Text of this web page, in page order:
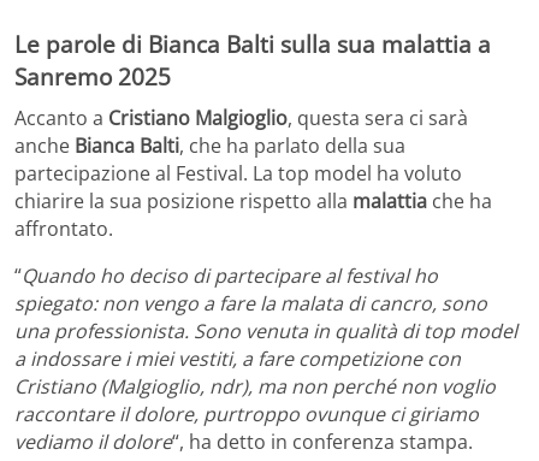
Le parole di Bianca Balti sulla sua malattia a
Sanremo 2025
Accanto a Cristiano Malgioglio, questa sera ci sarà
anche Bianca Balti, che ha parlato della sua
partecipazione al Festival. La top model ha voluto
chiarire la sua posizione rispetto alla malattia che ha
affrontato.
“Quando ho deciso di partecipare al festival ho
spiegato: non vengo a fare la malata di cancro, sono
una professionista. Sono venuta in qualità di top model
a indossare i miei vestiti, a fare competizione con
Cristiano (Malgioglio, ndr), ma non perché non voglio
raccontare il dolore, purtroppo ovunque ci giriamo
vediamo il dolore“, ha detto in conferenza stampa.